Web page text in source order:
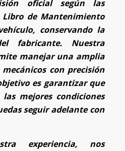
oficial según las
Libro de Mantenimiento
conservando la
fabricante. Nuestra
manejar una amplia
con precisión
es garantizar que
mejores condiciones
seguir adelante con
experiencia, nos